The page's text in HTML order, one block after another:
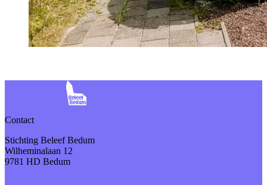
Contact
Stichting Beleef Bedum
Wilheminalaan 12
9781 HD Bedum